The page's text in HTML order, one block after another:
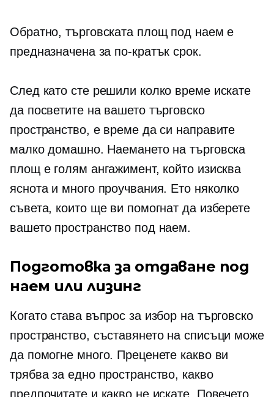
Обратно, търговската площ под наем е
предназначена за по-кратък срок.
След като сте решили колко време искате
да посветите на вашето търговско
пространство, е време да си направите
малко домашно. Наемането на търговска
площ е голям ангажимент, който изисква
яснота и много проучвания. Ето няколко
съвета, които ще ви помогнат да изберете
вашето пространство под наем.
Подготовка за отдаване под
наем или лизинг
Когато става въпрос за избор на търговско
пространство, съставянето на списъци може
да помогне много. Преценете какво ви
трябва за едно пространство, какво
предпочитате и какво не искате. Повечето